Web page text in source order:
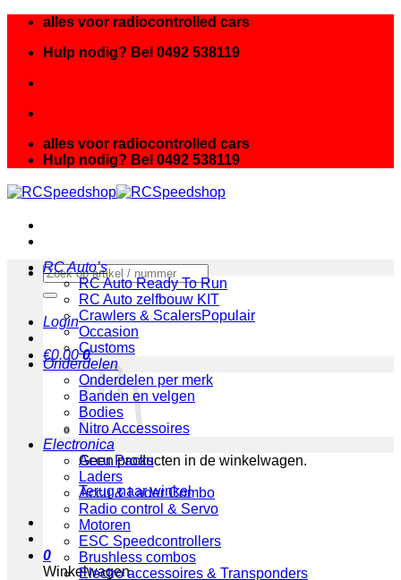
inhoud
alles voor radiocontrolled cars
Hulp nodig? Bel 0492 538119
alles voor radiocontrolled cars
Hulp nodig? Bel 0492 538119
Zoeken
naar:
Login
€0.00 0
Geen producten in de winkelwagen.
Terug naar winkel
0
Winkelwagen
RC Auto’s
RC Auto Ready To Run
RC Auto zelfbouw KIT
Crawlers & Scalers
Occasion
Customs
Onderdelen
Onderdelen per merk
Banden en velgen
Bodies
Nitro Accessoires
Electronica
Accu Packs
Laders
Accu & Lader Combo
Radio control & Servo
Motoren
ESC Speedcontrollers
Brushless combos
Electro accessoires & Transponders